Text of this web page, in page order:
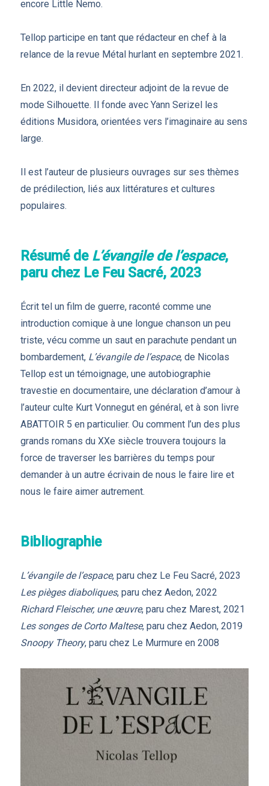
encore Little Nemo.
Tellop participe en tant que rédacteur en chef à la
relance de la revue Métal hurlant en septembre 2021.
En 2022, il devient directeur adjoint de la revue de
mode Silhouette. Il fonde avec Yann Serizel les
éditions Musidora, orientées vers l’imaginaire au sens
large.
Il est l’auteur de plusieurs ouvrages sur ses thèmes
de prédilection, liés aux littératures et cultures
populaires.
Résumé de L’évangile de l’espace,
paru chez Le Feu Sacré, 2023
Écrit tel un film de guerre, raconté comme une
introduction comique à une longue chanson un peu
triste, vécu comme un saut en parachute pendant un
bombardement, L’évangile de l’espace, de Nicolas
Tellop est un témoignage, une autobiographie
travestie en documentaire, une déclaration d’amour à
l’auteur culte Kurt Vonnegut en général, et à son livre
ABATTOIR 5 en particulier. Ou comment l’un des plus
grands romans du XXe siècle trouvera toujours la
force de traverser les barrières du temps pour
demander à un autre écrivain de nous le faire lire et
nous le faire aimer autrement.
Bibliographie
L’évangile de l’espace, paru chez Le Feu Sacré, 2023
Les pièges diaboliques, paru chez Aedon, 2022
Richard Fleischer, une œuvre, paru chez Marest, 2021
Les songes de Corto Maltese, paru chez Aedon, 2019
Snoopy Theory, paru chez Le Murmure en 2008